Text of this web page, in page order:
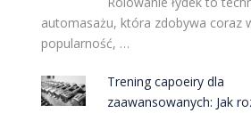
automasażu, która zdobywa coraz
popularność, …
Trening capoeiry dla
zaawansowanych: Jak